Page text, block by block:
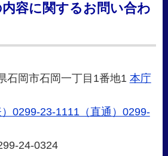
容に関するお問い合わ
石岡市石岡一丁目1番地1 本庁
）0299-23-1111（直通）0299-
24-0324